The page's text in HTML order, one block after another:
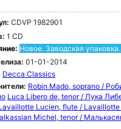
записи Нельсова,
- запись "Петрушки"
стала первой пластинкой
в 1950 году. "The
- теперь доступен на
с оригинальными
CDVP 1982901
1 CD
Новое. Заводская упаковка.
01-01-2014
Decca Classics
Robin Mado, soprano /
Luca Libero de, tenor / Лука
Lucien, flute /
Michel, tenor /